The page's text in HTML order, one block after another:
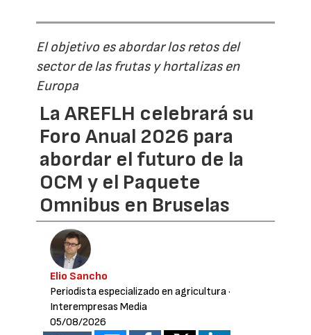
El objetivo es abordar los retos del
sector de las frutas y hortalizas en
Europa
La AREFLH celebrará su
Foro Anual 2026 para
abordar el futuro de la
OCM y el Paquete
Omnibus en Bruselas
Elio Sancho
Periodista especializado en agricultura·
Interempresas Media
05/08/2026